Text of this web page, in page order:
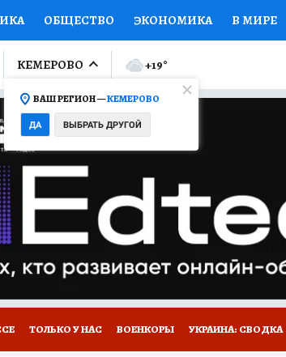
ОБЩЕСТВО ЭКОНОМИКА В МИРЕ
ПРОИСШЕСТВИЯ
ОТКРЫВАЕМ МИР Я ЗНАЮ СЕМЬЯ
СЕРИАЛЫ
КОНКУРСЫ РАБОТА У НАС ГИД
КЕМЕРОВО
ВАШ РЕГИОН —КЕМЕРОВО
ДА ВЫБРАТЬ ДРУГОЙ
+19°
ТОЛЬКО У НАС ВОЕНКОРЫ УКРАИНА: СВОДКА